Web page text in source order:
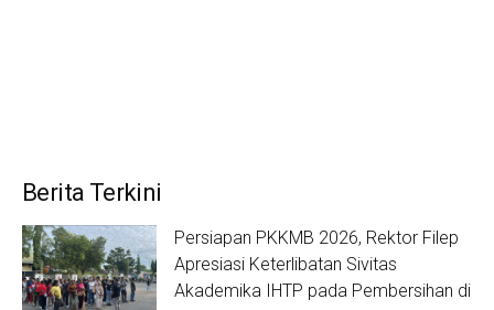
Berita Terkini
Persiapan PKKMB 2026, Rektor Filep
Apresiasi Keterlibatan Sivitas
Akademika IHTP pada Pembersihan di